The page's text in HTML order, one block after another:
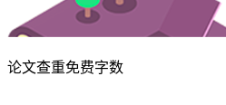
论文查重免费字数